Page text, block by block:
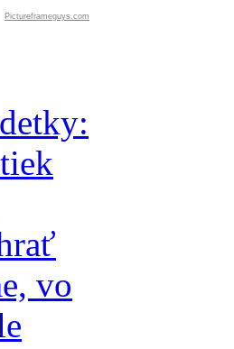
Pictureframeguys.com
vo